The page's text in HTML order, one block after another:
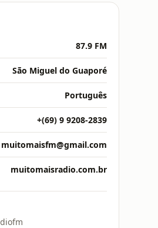
87.9 FM
São Miguel do Guaporé
Português
+(69) 9 9208-2839
muitomaisfm@gmail.com
muitomaisradio.com.br